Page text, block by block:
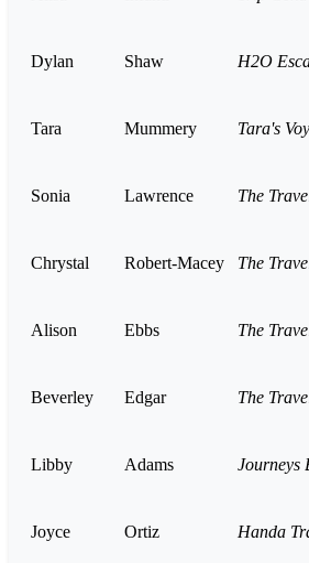
Dylan Shaw H2O
Tara Mummery Tara's
Sonia Lawrence The
Chrystal Robert-Macey The
Alison Ebbs The
Beverley Edgar The
Libby Adams Journeys
Joyce Ortiz Handa